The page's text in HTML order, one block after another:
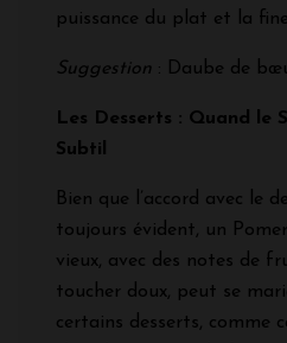
puissance du plat et la
Suggestion : Daube de
Les Desserts : Quand le
Subtil
Bien que l’accord avec le
toujours évident, un
vieux, avec des notes de
toucher doux, peut se
certains desserts, comme